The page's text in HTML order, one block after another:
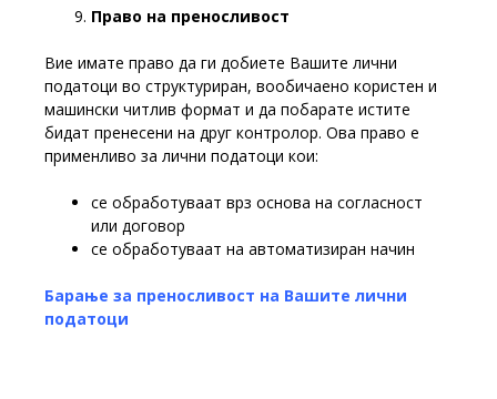
Право на преносливост
Вие имате право да ги добиете Вашите лични
податоци во структуриран, вообичаено користен и
машински читлив формат и да побарате истите
бидат пренесени на друг контролор. Ова право е
применливо за лични податоци кои:
се обработуваат врз основа на согласност
или договор
се обработуваат на автоматизиран начин
Барање за преносливост на Вашите лични
податоци